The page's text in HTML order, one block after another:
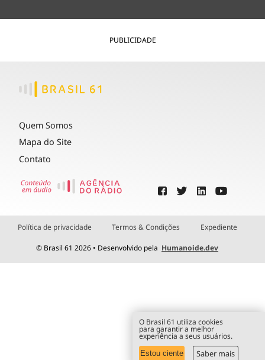
PUBLICIDADE
Quem Somos
Mapa do Site
Contato
Política de privacidade Termos & Condições Expediente
© Brasil 61 2026 • Desenvolvido pela Humanoide.dev
O Brasil 61 utiliza cookies
para garantir a melhor
experiência a seus usuários.
Estou ciente Saber mais